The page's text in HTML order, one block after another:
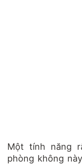
Một tính năng
phòng không